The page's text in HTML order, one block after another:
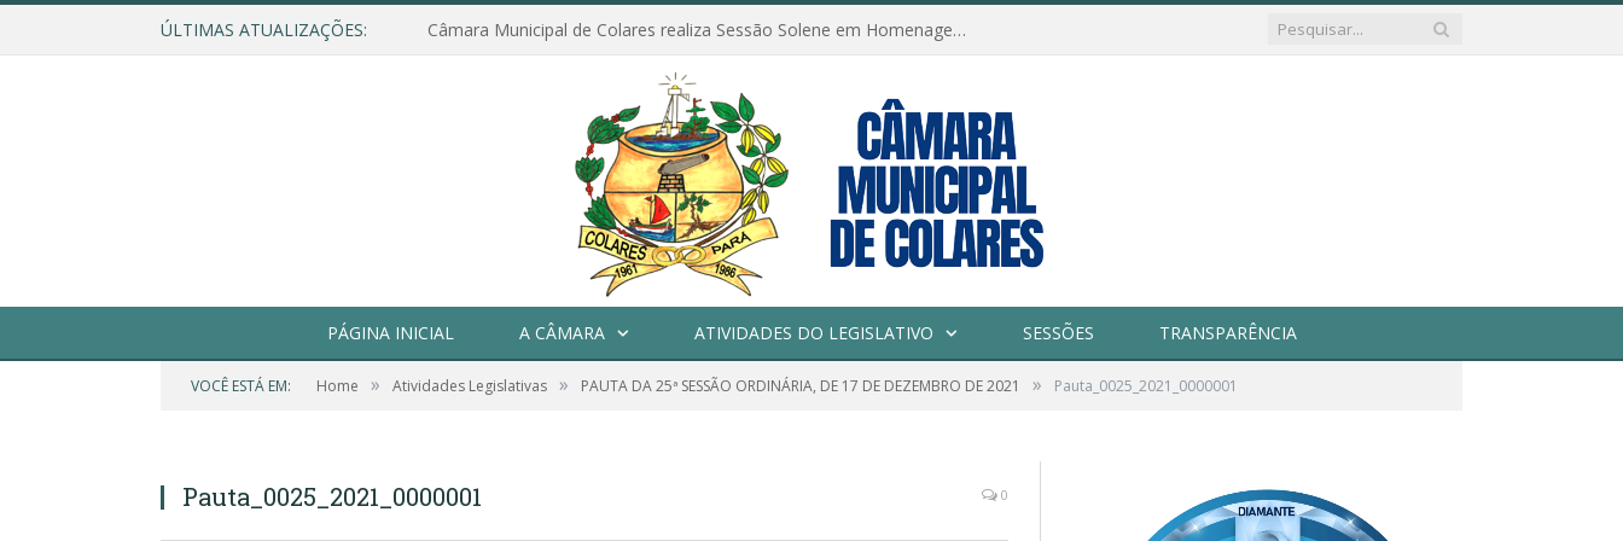
ÚLTIMAS ATUALIZAÇÕES: Câmara Municipal de Colares realiza Sessão Solene em Homenagem ao Dia das Mães
PÁGINA INICIAL A CÂMARA ATIVIDADES DO LEGISLATIVO SESSÕES TRANSPARÊNCIA
VOCÊ ESTÁ EM: Home » Atividades Legislativas » PAUTA DA 25ª SESSÃO ORDINÁRIA, DE 17 DE DEZEMBRO DE 2021 » Pauta_0025_2021_0000001
Pauta_0025_2021_0000001 0